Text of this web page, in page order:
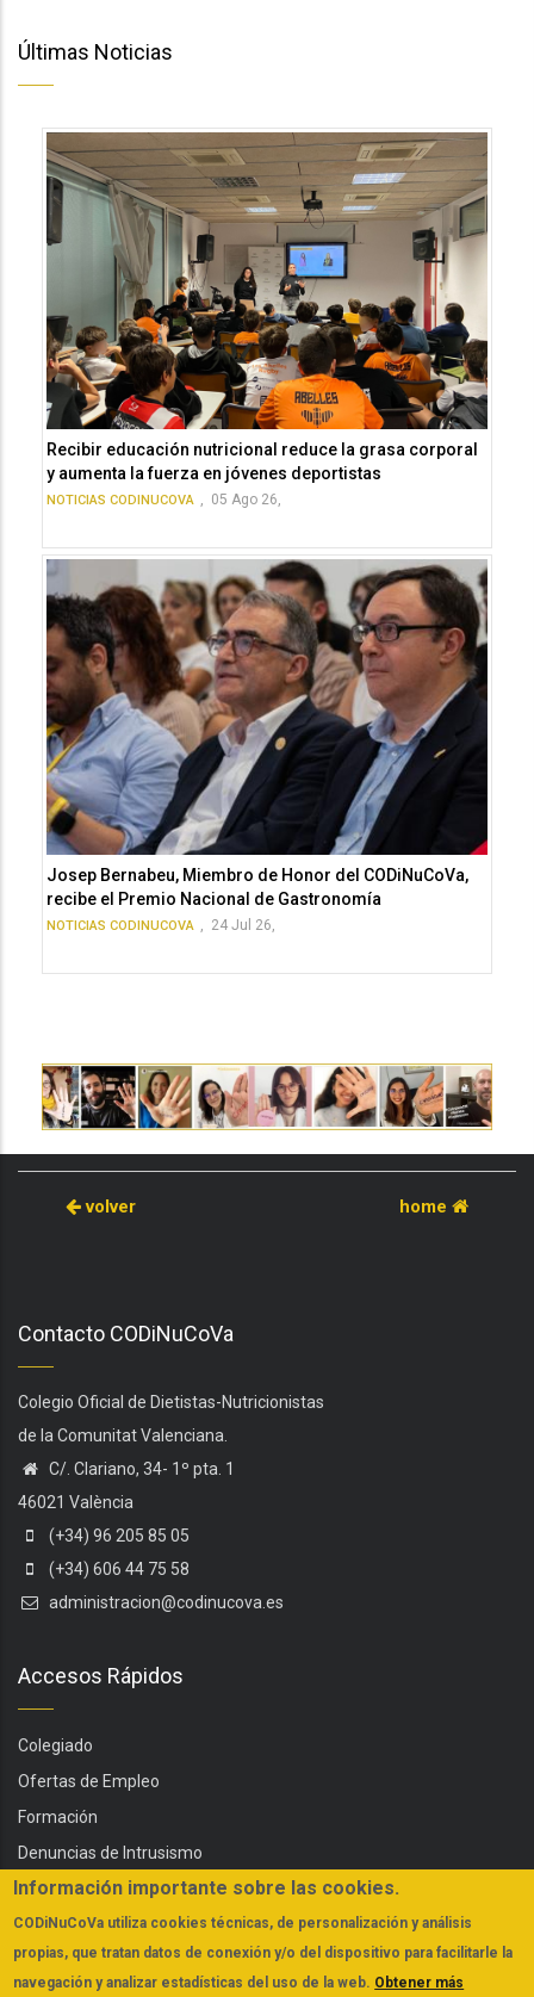
Últimas Noticias
Recibir educación nutricional reduce la grasa corporal
y aumenta la fuerza en jóvenes deportistas
NOTICIAS CODINUCOVA 05 Ago 26,
Josep Bernabeu, Miembro de Honor del CODiNuCoVa,
recibe el Premio Nacional de Gastronomía
NOTICIAS CODINUCOVA 24 Jul 26,
volver home
Contacto CODiNuCoVa
Colegio Oficial de Dietistas-Nutricionistas
de la Comunitat Valenciana.
C/. Clariano, 34- 1º pta. 1
46021 València
(+34) 96 205 85 05
(+34) 606 44 75 58
administracion@codinucova.es
Accesos Rápidos
Colegiado
Ofertas de Empleo
Formación
Denuncias de Intrusismo
Servicios
Actualidad
FAQs
Información importante sobre las cookies.
CODiNuCoVa utiliza cookies técnicas, de personalización y análisis
propias, que tratan datos de conexión y/o del dispositivo para facilitarle la
navegación y analizar estadísticas del uso de la web. Obtener más